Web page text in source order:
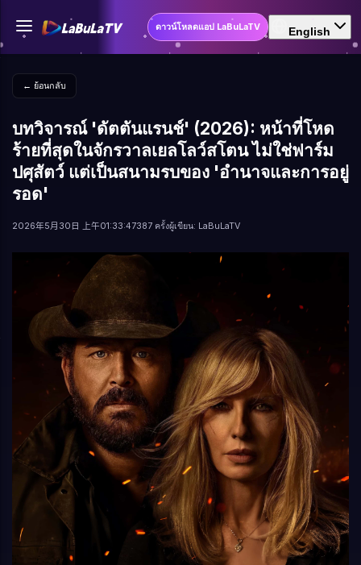
ดาวน์โหลดแอป LaBuLaTV English
← ย้อนกลับ
บทวิจารณ์ 'ดัตตันแรนช์' (2026): หน้าที่โหด
ร้ายที่สุดในจักรวาลเยลโลว์สโตน ไม่ใช่ฟาร์ม
ปศุสัตว์ แต่เป็นสนามรบของ 'อำนาจและการอยู่
รอด'
2026年5月30日 上午01:33:47387 ครั้งผู้เขียน: LaBuLaTV